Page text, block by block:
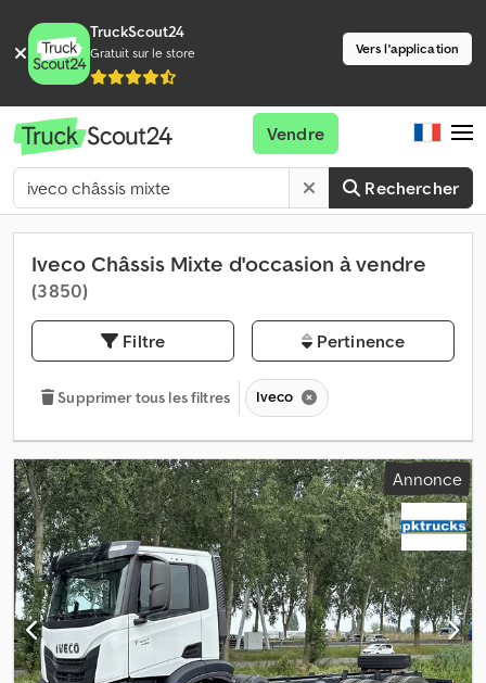
TruckScout24
Gratuit sur le store Vers l'application
Rechercher
Vendre
Iveco Châssis Mixte d'occasion à vendre
(3 850)
Filtre Pertinence
Supprimer tous les filtres Iveco
Annonce